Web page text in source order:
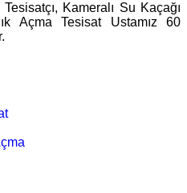
Kameralı Su Kaçağı
Açma Tesisat Ustamız 60